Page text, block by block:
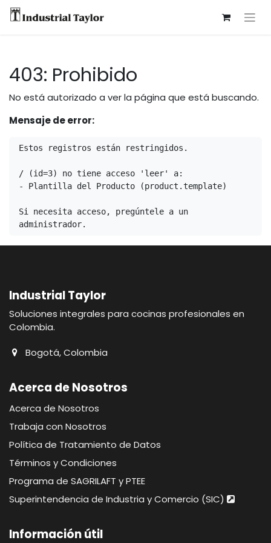
403: Prohibido
No está autorizado a ver la página que está buscando.
Mensaje de error:
Estos registros están restringidos.
/ (id=3) no tiene acceso 'leer' a:
- Plantilla del Producto (product.template)
Si necesita acceso, pregúntele a un
administrador.
Industrial Taylor
Soluciones integrales para cocinas profesionales en
Colombia.
Bogotá, Colombia
Acerca de Nosotros
Acerca de Nosotros
Trabaja con Nosotros
Política de Tratamiento de Datos
Términos y Condiciones
Programa de SAGRILAFT y PTEE
Superintendencia de Industria y Comercio (SIC)
Información útil​​​